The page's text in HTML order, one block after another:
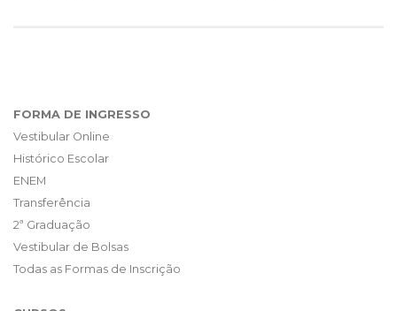
FORMA DE INGRESSO
Vestibular Online
Histórico Escolar
ENEM
Transferência
2ª Graduação
Vestibular de Bolsas
Todas as Formas de Inscrição